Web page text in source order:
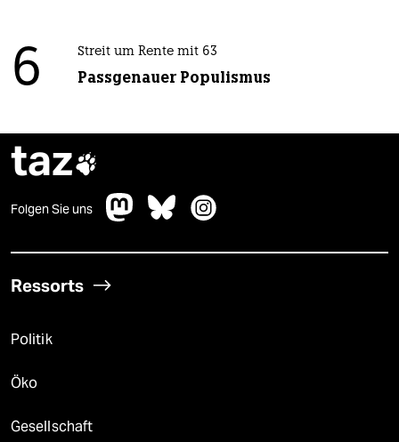
6 Streit um Rente mit 63
Passgenauer Populismus
taz
Folgen Sie uns
Ressorts
Politik
Öko
Gesellschaft